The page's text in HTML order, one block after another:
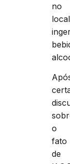
no
o
fato
de